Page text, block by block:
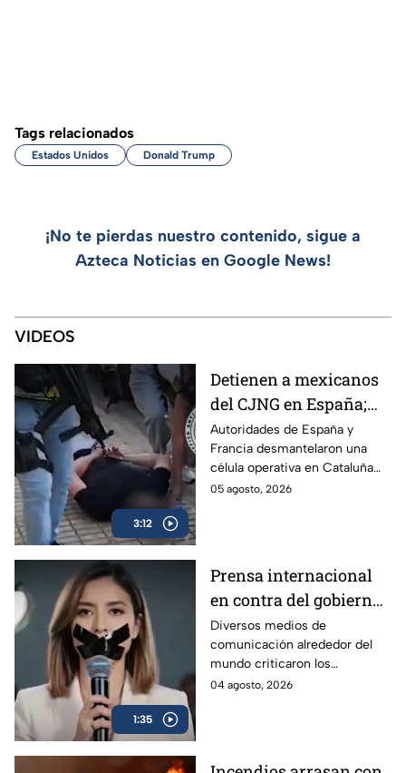
Tags relacionados
Estados Unidos Donald Trump
¡No te pierdas nuestro contenido, sigue a
Azteca Noticias en Google News!
VIDEOS
3:12
Detienen a mexicanos
del CJNG en España;
traficaban droga
diluida en vainilla
Autoridades de España y
Francia desmantelaron una
célula operativa en Cataluña
del cártel Jalisco Nueva
05 agosto, 2026
1:35
Prensa internacional
en contra del gobierno
por los Lineamientos
para Callar a México
Diversos medios de
comunicación alrededor del
mundo criticaron los
Lineamientos para Callar a
04 agosto, 2026